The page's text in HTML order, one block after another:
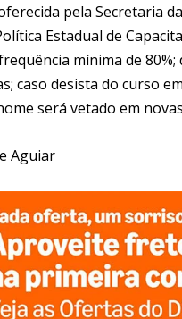
pela Secretaria
Estadual de
mínima de
caso desista do curso
será vetado em
Aguiar